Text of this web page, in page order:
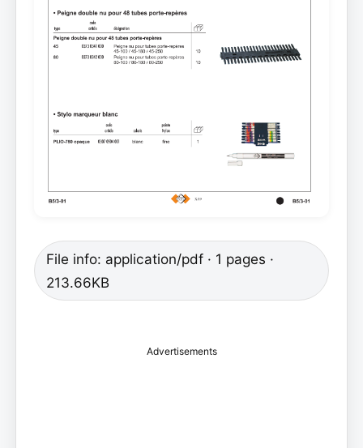
File info: application/pdf · 1 pages ·
213.66KB
Advertisements